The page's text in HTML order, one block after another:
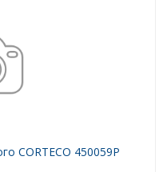
CORTECO 450059P